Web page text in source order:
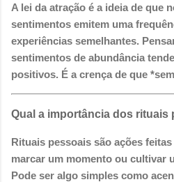
A lei da atração é a ideia de que
sentimentos emitem uma
experiências semelhantes.
sentimentos de abundância
positivos. É a crença de que
Qual a importância dos rituais
Rituais pessoais são ações
marcar um momento ou cultivar
Pode ser algo simples como